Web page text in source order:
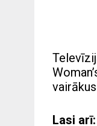
Lasi arī: